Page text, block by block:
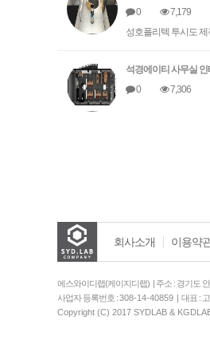
0
7,179
성호폴리텍 투시도 제
석경에이티 사무실 인
0
7,306
회사소개 이용약
에스와이디랩(케이지디랩) | 주소 : 경기도
사업자 등록번호 :308-14-40859 | 대표 :
Copyright (C) 2017 SYDLAB &